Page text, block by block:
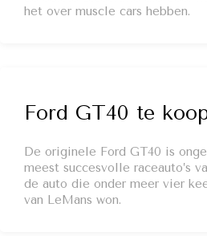
het over muscle cars hebben.
Ford GT40 te
De originele Ford GT40 is
meest succesvolle raceauto’s
de auto die onder meer vier
van LeMans won.